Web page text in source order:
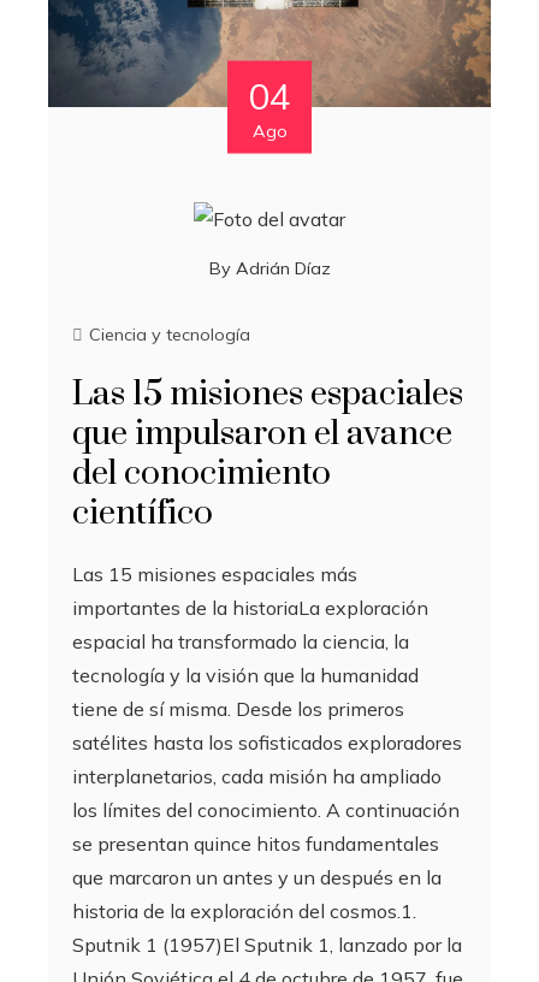
04
Ago
By Adrián Díaz
Ciencia y tecnología
Las 15 misiones espaciales
que impulsaron el avance
del conocimiento
científico
Las 15 misiones espaciales más
importantes de la historiaLa exploración
espacial ha transformado la ciencia, la
tecnología y la visión que la humanidad
tiene de sí misma. Desde los primeros
satélites hasta los sofisticados exploradores
interplanetarios, cada misión ha ampliado
los límites del conocimiento. A continuación
se presentan quince hitos fundamentales
que marcaron un antes y un después en la
historia de la exploración del cosmos.1.
Sputnik 1 (1957)El Sputnik 1, lanzado por la